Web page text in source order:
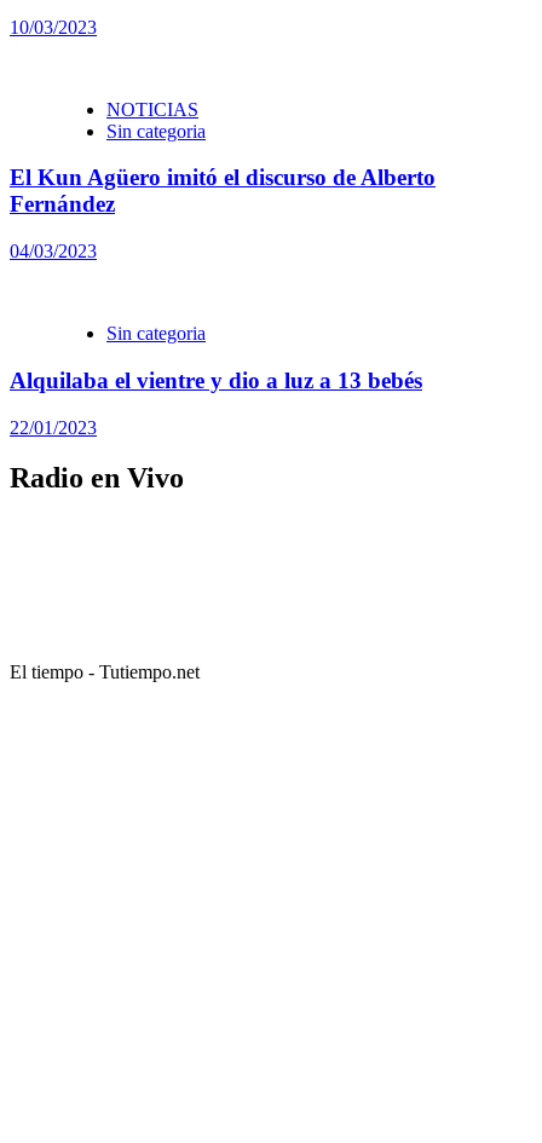
10/03/2023
NOTICIAS
Sin categoria
El Kun Agüero imitó el discurso de Alberto
Fernández
04/03/2023
Sin categoria
Alquilaba el vientre y dio a luz a 13 bebés
22/01/2023
Radio en Vivo
El tiempo - Tutiempo.net